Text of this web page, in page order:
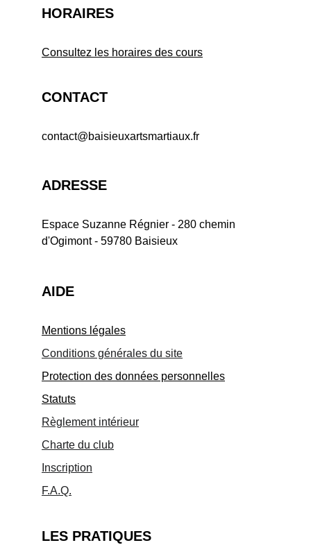
HORAIRES
Consultez les horaires des cours
ADRESSE
Espace Suzanne Régnier - 280 chemin
d'Ogimont - 59780 Baisieux
CONTACT
contact@baisieuxartsmartiaux.fr
AIDE
Mentions légales
Conditions générales du site
Protection des données personnelles
Statuts
Règlement intérieur
Charte du club
Inscription
F.A.Q.
LES PRATIQUES